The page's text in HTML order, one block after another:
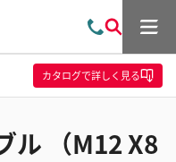
問
い
合
わ
索
メ
ュ
ー
カタログで詳しく見る
ル （M12 X8